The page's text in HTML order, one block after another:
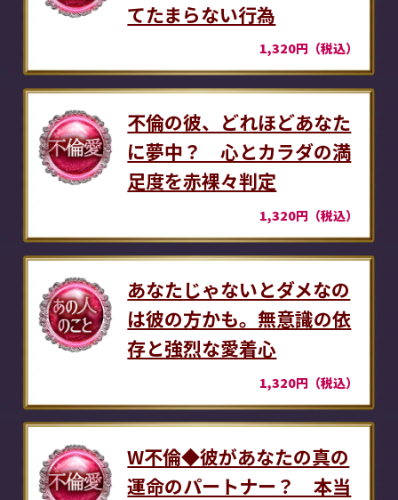
てたまらない行為
1,320円（税込）
不倫の彼、どれほどあなた
に夢中？ 心とカラダの満
足度を赤裸々判定
1,320円（税込）
あなたじゃないとダメなの
は彼の方かも。無意識の依
存と強烈な愛着心
1,320円（税込）
W不倫◆彼があなたの真の
運命のパートナー？ 本当